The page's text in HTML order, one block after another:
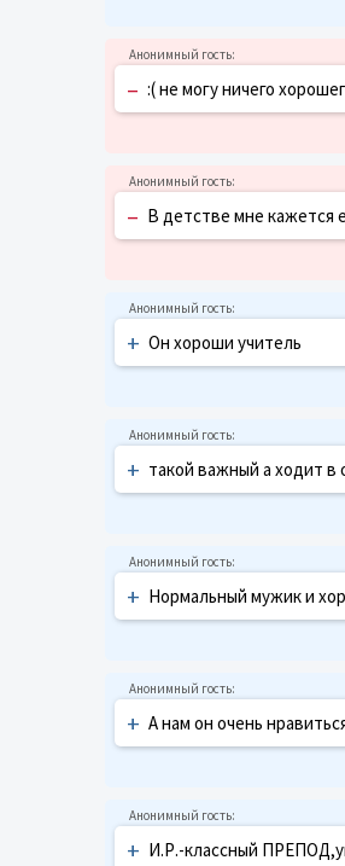
– :( не могу ничего
– В детстве мне кажется
+ Он хороши учитель
+ такой важный а ходит в
+ Нормальный мужик и
+ А нам он очень
+ И.Р.-классный